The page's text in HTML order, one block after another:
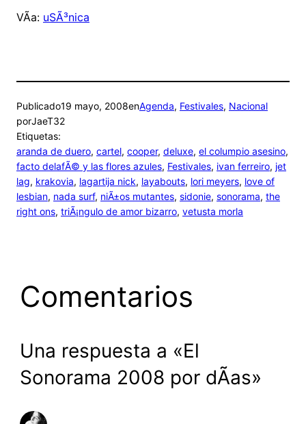
VÃ­a: uSÃ³nica
Publicado19 mayo, 2008enAgenda, Festivales, Nacional
porJaeT32
Etiquetas:
aranda de duero, cartel, cooper, deluxe, el columpio asesino
facto delafÃ© y las flores azules, Festivales, ivan ferreiro, jet
lag, krakovia, lagartija nick, layabouts, lori meyers, love of
lesbian, nada surf, niÃ±os mutantes, sidonie, sonorama, the
right ons, triÃ¡ngulo de amor bizarro, vetusta morla
Comentarios
Una respuesta a «El
Sonorama 2008 por dÃ­as»